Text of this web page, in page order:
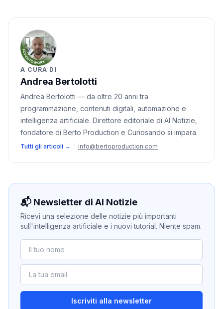
A CURA DI
Andrea Bertolotti
Andrea Bertolotti — da oltre 20 anni tra
programmazione, contenuti digitali, automazione e
intelligenza artificiale. Direttore editoriale di AI Notizie,
fondatore di Berto Production e Curiosando si impara.
Tutti gli articoli → · info@bertoproduction.com
📬 Newsletter di AI Notizie
Ricevi una selezione delle notizie più importanti
sull'intelligenza artificiale e i nuovi tutorial. Niente spam.
Iscriviti alla newsletter